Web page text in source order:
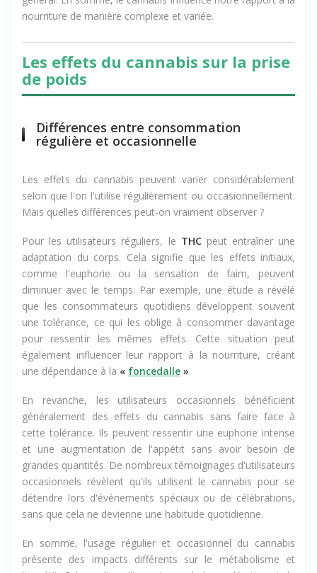
nourriture de manière complexe et variée.
Les effets du cannabis sur la prise
de poids
Différences entre consommation
régulière et occasionnelle
Les effets du cannabis peuvent varier considérablement
selon que l'on l'utilise régulièrement ou occasionnellement.
Mais quelles différences peut-on vraiment observer ?
Pour les utilisateurs réguliers, le THCpeut entraîner une
adaptation du corps. Cela signifie que les effets initiaux,
comme l'euphorie ou la sensation de faim, peuvent
diminuer avec le temps. Par exemple, une étude a révélé
que les consommateurs quotidiens développent souvent
une tolérance, ce qui les oblige à consommer davantage
pour ressentir les mêmes effets. Cette situation peut
également influencer leur rapport à la nourriture, créant
une dépendance à la « foncedalle ».
En revanche, les utilisateurs occasionnels bénéficient
généralement des effets du cannabis sans faire face à
cette tolérance. Ils peuvent ressentir une euphorie intense
et une augmentation de l'appétit sans avoir besoin de
grandes quantités. De nombreux témoignages d'utilisateurs
occasionnels révèlent qu'ils utilisent le cannabis pour se
détendre lors d'événements spéciaux ou de célébrations,
sans que cela ne devienne une habitude quotidienne.
En somme, l'usage régulier et occasionnel du cannabis
présente des impacts différents sur le métabolisme et